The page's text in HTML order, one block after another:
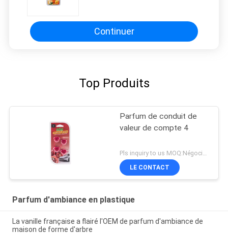
Continuer
Top Produits
Parfum de conduit de
valeur de compte 4
Pls inquiry to us MOQ:Négociation
LE CONTACT
Parfum d'ambiance en plastique
La vanille française a flairé l'OEM de parfum d'ambiance de
maison de forme d'arbre